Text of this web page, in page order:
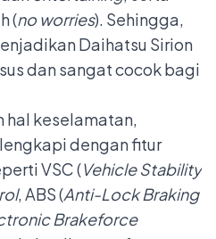
(no worries). Sehingga,
Daihatsu Sirion
dan sangat cocok bagi
hal keselamatan,
dengan fitur
VSC (Vehicle Stability
, ABS (Anti-Lock Braking
Brakeforce